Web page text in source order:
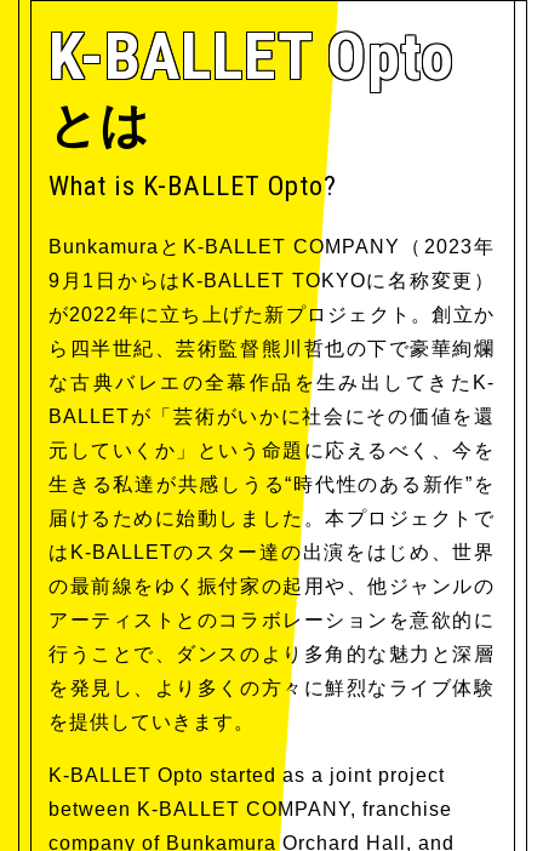
K-BALLET Opto
とは
What is K-BALLET Opto?
BunkamuraとK-BALLET COMPANY（2023年
9月1日からはK-BALLET TOKYOに名称変更）
が2022年に立ち上げた新プロジェクト。創立か
ら四半世紀、芸術監督熊川哲也の下で豪華絢爛
な古典バレエの全幕作品を生み出してきたK-
BALLETが「芸術がいかに社会にその価値を還
元していくか」という命題に応えるべく、今を
生きる私達が共感しうる“時代性のある新作”を
届けるために始動しました。本プロジェクトで
はK-BALLETのスター達の出演をはじめ、世界
の最前線をゆく振付家の起用や、他ジャンルの
アーティストとのコラボレーションを意欲的に
行うことで、ダンスのより多角的な魅力と深層
を発見し、より多くの方々に鮮烈なライブ体験
を提供していきます。
K-BALLET Opto started as a joint project
between K-BALLET COMPANY, franchise
company of Bunkamura Orchard Hall, and